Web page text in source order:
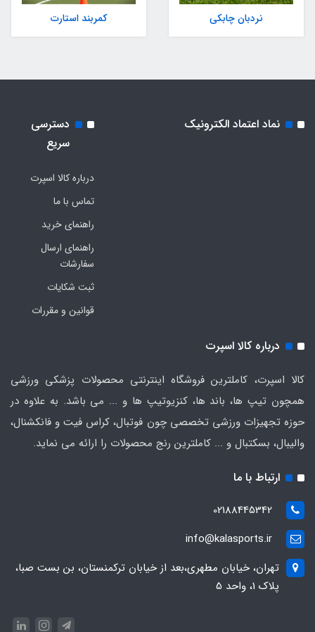
نردبان چابکی کمربند استارت
نماد اعتماد الکترونیک
دسترسی
سریع
درباره کالا اسپرت
تماس با ما
راهنمای خرید
راهنمای ارسال
سفارشات
ثبت شکایات
قوانین و مقررات
درباره کالا اسپرت
کالا اسپرت، کاملترین فروشگاه اینترنتی محصولات پزشکی ورزشی
همچون تیپ ها، باند ها، کنزیوتیپ ها و ... می باشد. به علاوه در
حوزه تجهیزات ورزشی تخصصی چون فوتبال، کراس فیت و فانکشنال،
والیبال، بسکتبال و ... کاملترین رنج محصولات را ارائه می نماید.
ارتباط با ما
02188445342
info@kalasports.ir
تهران، خیابان مطهری،بعد از خیابان ترکمنستان، بن بست صبا،
پلاک 1، واحد 5